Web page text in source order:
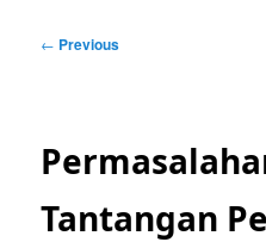
Post
← Previous
Tantangan